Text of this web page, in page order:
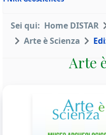
Sei qui: Home DISTAR
Arte è Scienza
Arte